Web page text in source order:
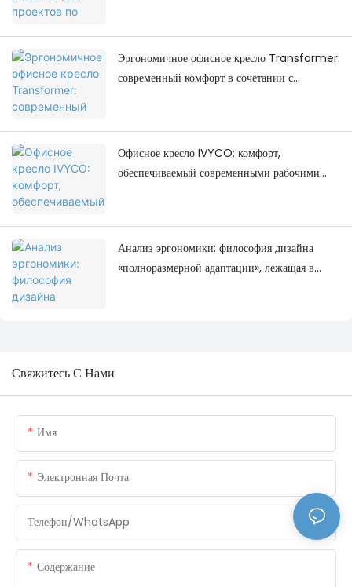
Эргономичное офисное кресло Transformer:
современный комфорт в сочетании с
Офисное кресло IVYCO: комфорт,
обеспечиваемый современными рабочими
Анализ эргономики: философия дизайна
«полноразмерной адаптации», лежащая в
Свяжитесь С Нами
Имя
Электронная Почта
Телефон/WhatsApp
Содержание